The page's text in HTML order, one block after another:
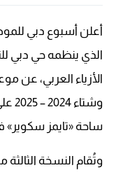
أعلن أسبوع دبي
الذي ينظمه حي دبي
الأزياء العربي، عن
ساحة «تايمز سكوير»
وتُقام النسخة